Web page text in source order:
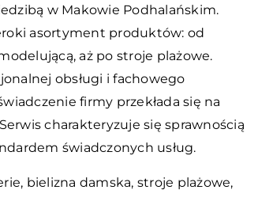
w Makowie Podhalańskim.
asortyment produktów: od
aż po stroje plażowe.
obsługi i fachowego
firmy przekłada się na
charakteryzuje się sprawnością
świadczonych usług.
, bielizna damska, stroje plażowe,